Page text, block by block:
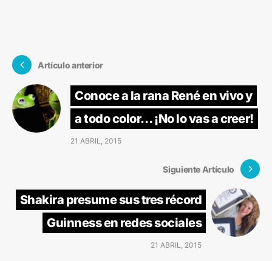
Artículo anterior
Conoce a la rana René en vivo y
a todo color… ¡No lo vas a creer!
21 ABRIL, 2015
Siguiente Artículo
Shakira presume sus tres récord
Guinness en redes sociales
21 ABRIL, 2015